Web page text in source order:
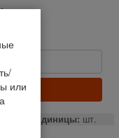
Единицы: шт.
или